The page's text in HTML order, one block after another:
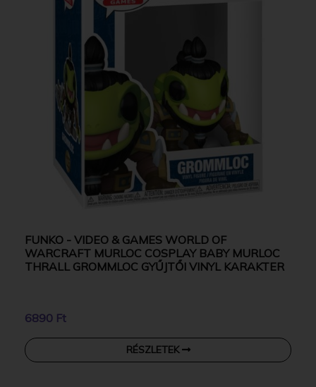
FUNKO - VIDEO & GAMES WORLD OF
WARCRAFT MURLOC COSPLAY BABY MURLOC
THRALL GROMMLOC GYŰJTŐI VINYL KARAKTER
6890 Ft
RÉSZLETEK